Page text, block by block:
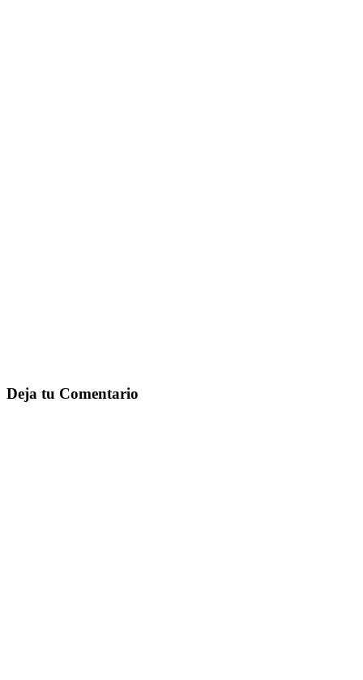
Deja tu Comentario